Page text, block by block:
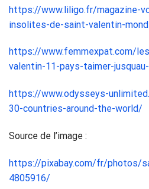
https://www.liligo.fr/magazine-
insolites-de-saint-valentin-
https://www.femmexpat.com/
valentin-11-pays-taimer-
https://www.odysseys-
30-countries-around-the-world/
Source de l’image :
https://pixabay.com/fr/photos/
4805916/